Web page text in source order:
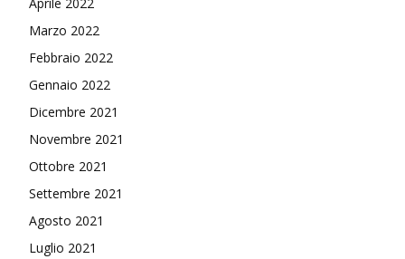
Marzo 2022
Febbraio 2022
Gennaio 2022
Dicembre 2021
Novembre 2021
Ottobre 2021
Settembre 2021
Agosto 2021
Luglio 2021